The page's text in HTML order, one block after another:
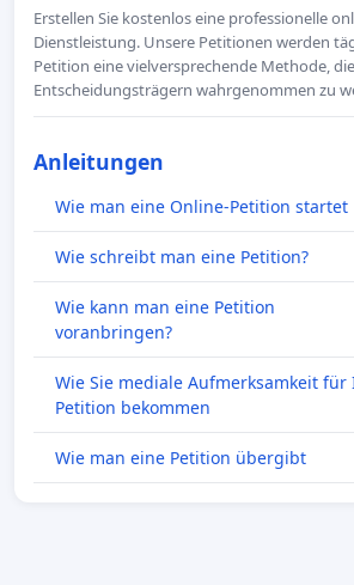
Erstellen Sie kostenlos eine professionelle
Dienstleistung. Unsere Petitionen werden
Petition eine vielversprechende Methode,
Entscheidungsträgern wahrgenommen zu
Anleitungen
Wie man eine Online-Petition startet
Wie schreibt man eine Petition?
Wie kann man eine Petition
voranbringen?
Wie Sie mediale Aufmerksamkeit für
Petition bekommen
Wie man eine Petition übergibt